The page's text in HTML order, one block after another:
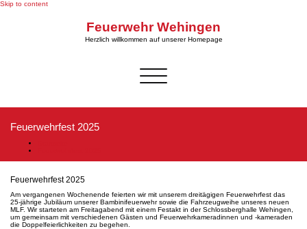
Skip to content
Feuerwehr Wehingen
Herzlich willkommen auf unserer Homepage
Schalte Navigation
Feuerwehrfest 2025
Feuerwehrfest 2025
Am vergangenen Wochenende feierten wir mit unserem dreitägigen Feuerwehrfest das
25-jährige Jubiläum unserer Bambinifeuerwehr sowie die Fahrzeugweihe unseres neuen
MLF. Wir starteten am Freitagabend mit einem Festakt in der Schlossberghalle Wehingen,
um gemeinsam mit verschiedenen Gästen und Feuerwehrkameradinnen und -kameraden
die Doppelfeierlichkeiten zu begehen.